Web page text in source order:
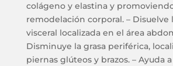
colágeno y elastina y
remodelación corporal. – Disuelve
visceral localizada en el área
Disminuye la grasa periférica,
piernas glúteos y brazos. – Ayuda